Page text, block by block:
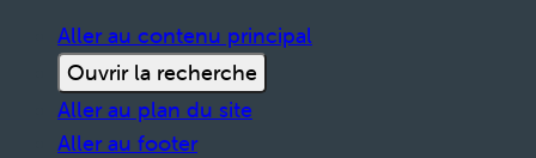
Aller au contenu principal
Ouvrir la recherche
Aller au plan du site
Aller au footer